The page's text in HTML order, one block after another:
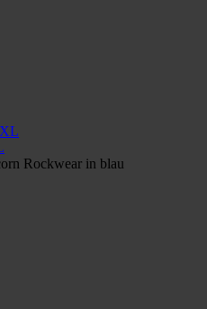
Rockwear in blau